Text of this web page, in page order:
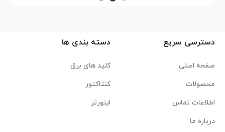
دسترسی سریع
صفحه اصلی
محصولات
اطلاعات تماس
درباره ما
دسته بندی ها
کلید های برق
کنتاکتور
اینورتر